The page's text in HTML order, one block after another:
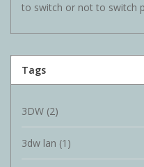
to switch or not to switch
Tags
3DW (2)
3dw lan (1)